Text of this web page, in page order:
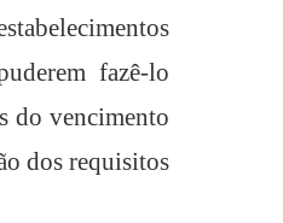
fazê-lo
do vencimento
dos requisitos